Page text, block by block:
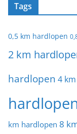
Tags
0,5 km hardlopen
2 km
hardlopen 4
km hardlopen 8